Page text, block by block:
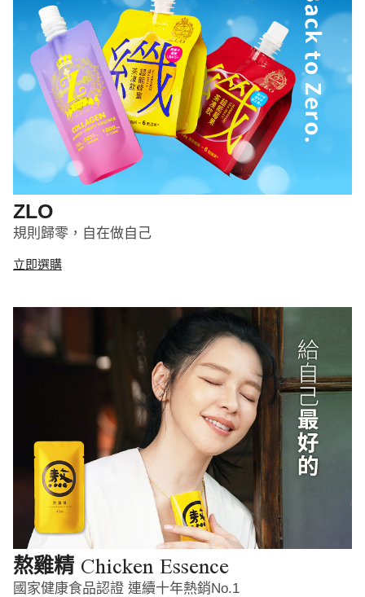
ZLO
規則歸零，自在做自己
立即選購
熬雞精 Chicken Essence
國家健康食品認證 連續十年熱銷No.1